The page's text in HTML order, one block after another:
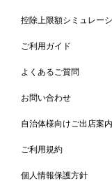
控除上限額シミュレー
ご利用ガイド
よくあるご質問
お問い合わせ
自治体様向けご出店案内
ご利用規約
個人情報保護方針